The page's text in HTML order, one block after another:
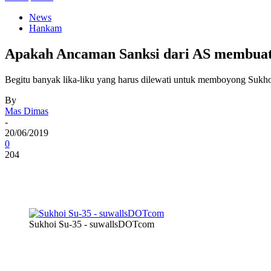
News
Hankam
Apakah Ancaman Sanksi dari AS
Begitu banyak lika-liku yang harus dilewati untuk memboyong
By
Mas Dimas
-
20/06/2019
0
204
Sukhoi Su-35 - suwallsDOTcom